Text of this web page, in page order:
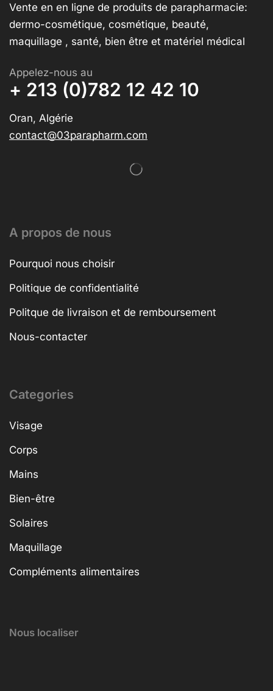
Vente en en ligne de produits de parapharmacie:
dermo-cosmétique, cosmétique, beauté,
maquillage , santé, bien être et matériel médical
Appelez-nous au
+ 213 (0)782 12 42 10
Oran, Algérie
contact@03parapharm.com
A propos de nous
Pourquoi nous choisir
Politique de confidentialité
Politque de livraison et de remboursement
Nous-contacter
Categories
Visage
Corps
Mains
Bien-être
Solaires
Maquillage
Compléments alimentaires
Nous localiser